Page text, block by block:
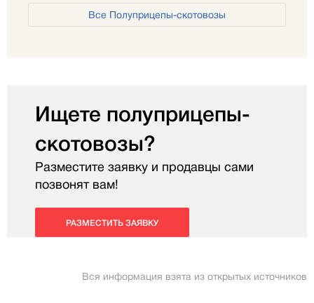
Все Полуприцепы-скотовозы
Ищете полуприцепы-
скотовозы?
Разместите заявку и продавцы сами
позвонят вам!
РАЗМЕСТИТЬ ЗАЯВКУ
Вся информация взята из открытых источников